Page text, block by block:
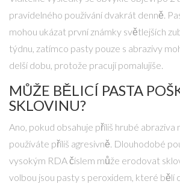
pravidelného používání dvakrát denně.
mohou ukázat první známky světlejších
týdnu, zatímco pasty pouze s abrazivy
delší dobu, protože pracují pomalujiše.
MŮŽE BĚLICÍ PASTA
SKLOVINU?
Ano, pokud obsahuje příliš hrubé abraziva
používáte příliš agresivně. Dlouhodobé
vysokým RDA číslem může erodovat
volbou jsou pasty s peroxidem, které bělí